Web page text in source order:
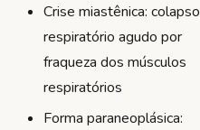
Crise miastênica: colapso
respiratório agudo por
fraqueza dos músculos
respiratórios
Forma paraneoplásica: